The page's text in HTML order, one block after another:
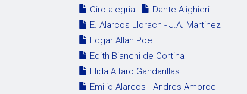
Ciro alegria
Dante Alighieri
E. Alarcos Llorach - J.A. Martinez
Edgar Allan Poe
Edith Bianchi de Cortina
Elida Alfaro Gandarillas
Emilio Alarcos - Andres Amoroc